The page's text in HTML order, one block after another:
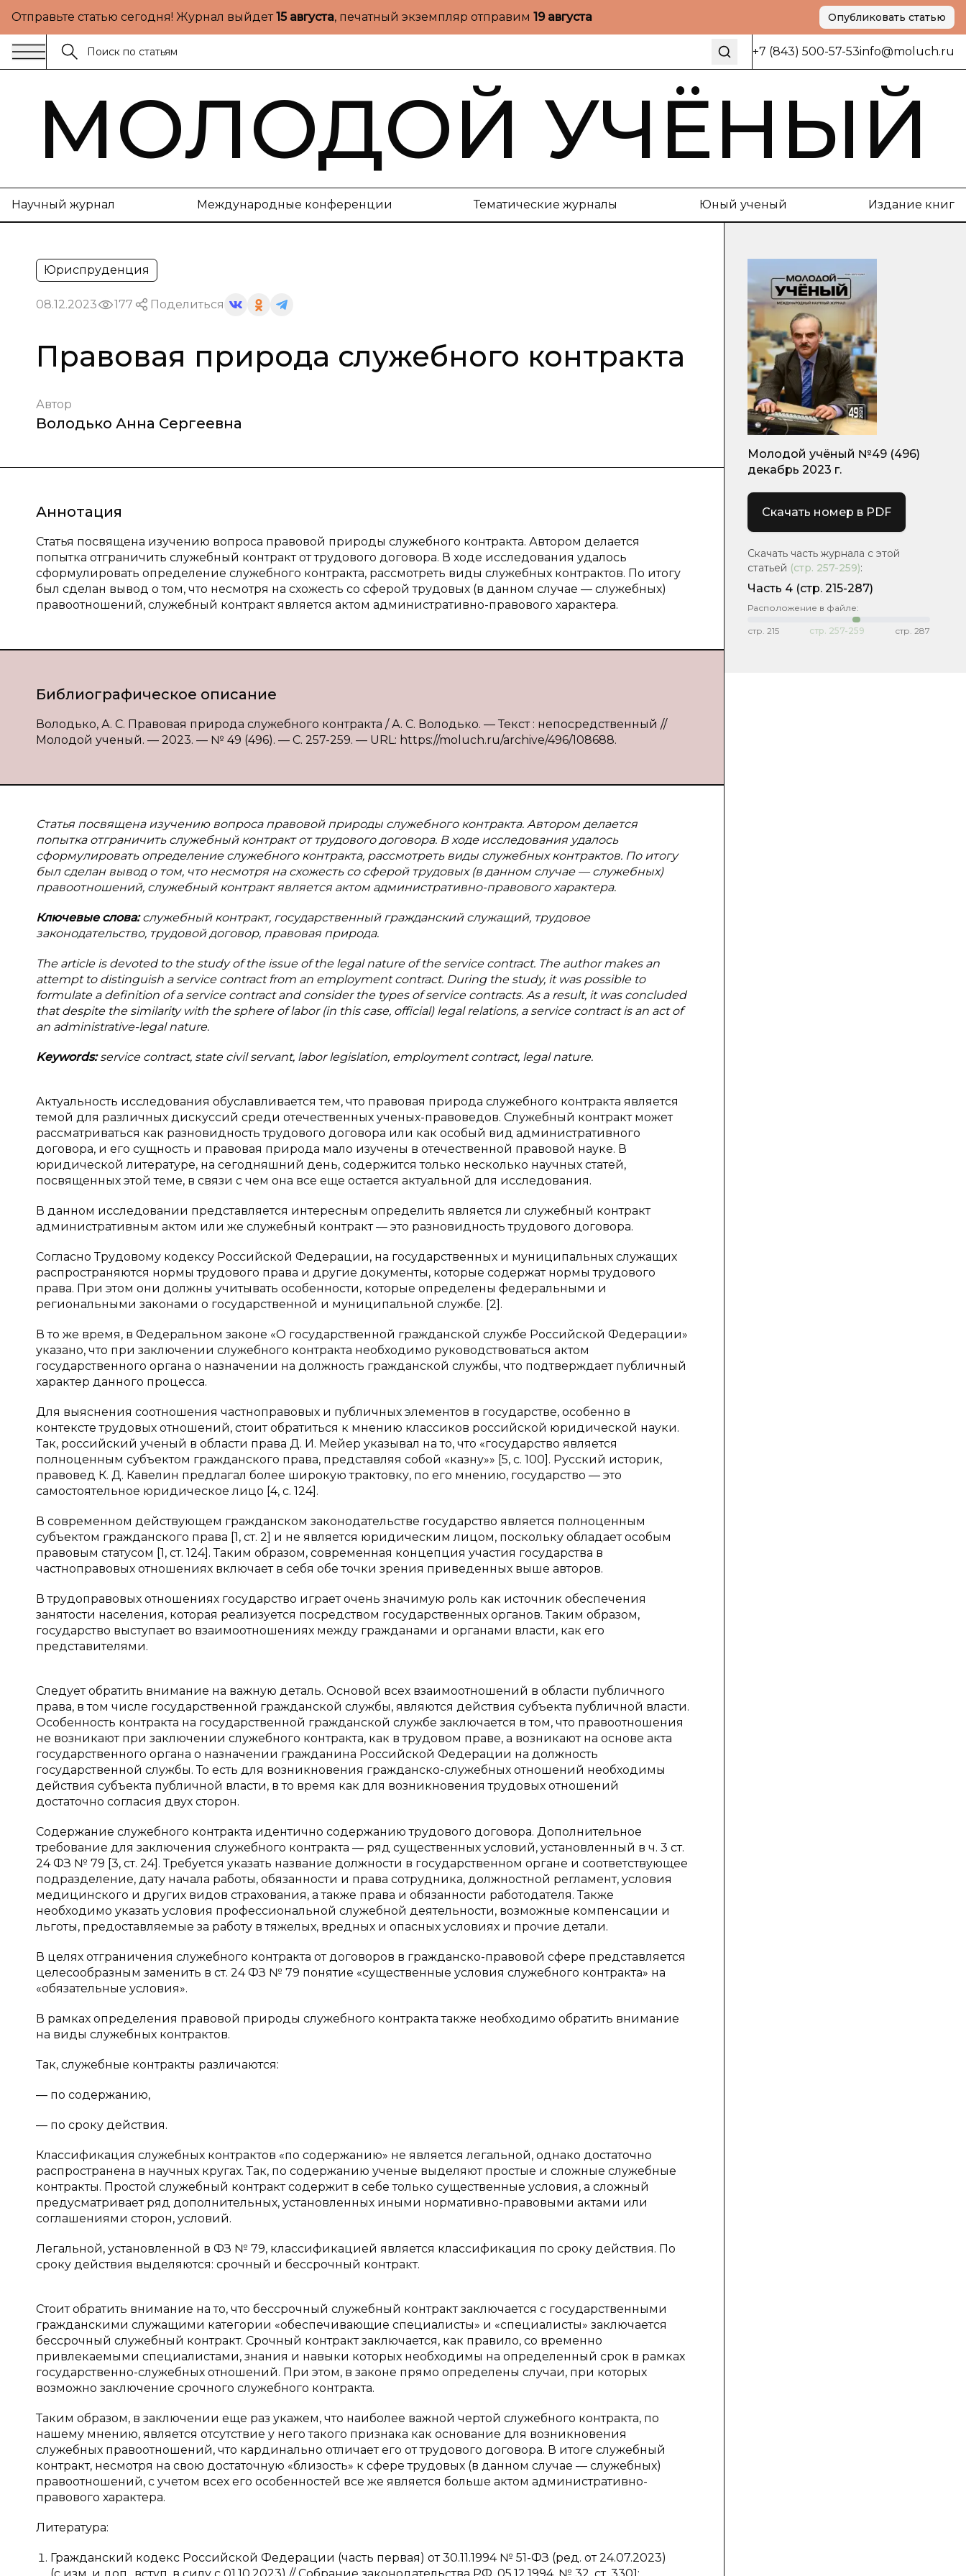
Отправьте статью сегодня! Журнал выйдет15 августа, печатный экземпляр отправим 19 августа Опубликовать статью
+7 (843) 500-57-53info@moluch.ru
МОЛОДОЙ УЧЁНЫЙ
Научный журнал Международные конференции Тематические журналы Юный ученый Издание книг
Юриспруденция
08.12.2023 177 Поделиться
Правовая природа служебного контракта
Автор
Володько Анна Сергеевна
Аннотация
Статья посвящена изучению вопроса правовой природы служебного контракта. Автором делается
попытка отграничить служебный контракт от трудового договора. В ходе исследования удалось
сформулировать определение служебного контракта, рассмотреть виды служебных контрактов. По итогу
был сделан вывод о том, что несмотря на схожесть со сферой трудовых (в данном случае — служебных)
правоотношений, служебный контракт является актом административно-правового характера.
Библиографическое описание
Володько, А. С. Правовая природа служебного контракта / А. С. Володько. — Текст : непосредственный //
Молодой ученый. — 2023. — № 49 (496). — С. 257-259. — URL: https://moluch.ru/archive/496/108688.
Статья посвящена изучению вопроса правовой природы служебного контракта. Автором делается
попытка отграничить служебный контракт от трудового договора. В ходе исследования удалось
сформулировать определение служебного контракта, рассмотреть виды служебных контрактов. По итогу
был сделан вывод о том, что несмотря на схожесть со сферой трудовых (в данном случае — служебных)
правоотношений, служебный контракт является актом административно-правового характера.
Ключевые слова:служебный контракт, государственный гражданский служащий, трудовое
законодательство, трудовой договор, правовая природа.
The article is devoted to the study of the issue of the legal nature of the service contract. The author makes an
attempt to distinguish a service contract from an employment contract. During the study, it was possible to
formulate a definition of a service contract and consider the types of service contracts. As a result, it was concluded
that despite the similarity with the sphere of labor (in this case, official) legal relations, a service contract is an act of
an administrative-legal nature.
Keywords:service contract, state civil servant, labor legislation, employment contract, legal nature.
Актуальность исследования обуславливается тем, что правовая природа служебного контракта является
темой для различных дискуссий среди отечественных ученых-правоведов. Служебный контракт может
рассматриваться как разновидность трудового договора или как особый вид административного
договора, и его сущность и правовая природа мало изучены в отечественной правовой науке. В
юридической литературе, на сегодняшний день, содержится только несколько научных статей,
посвященных этой теме, в связи с чем она все еще остается актуальной для исследования.
В данном исследовании представляется интересным определить является ли служебный контракт
административным актом или же служебный контракт — это разновидность трудового договора.
Согласно Трудовому кодексу Российской Федерации, на государственных и муниципальных служащих
распространяются нормы трудового права и другие документы, которые содержат нормы трудового
права. При этом они должны учитывать особенности, которые определены федеральными и
региональными законами о государственной и муниципальной службе. [2].
В то же время, в Федеральном законе «О государственной гражданской службе Российской Федерации»
указано, что при заключении служебного контракта необходимо руководствоваться актом
государственного органа о назначении на должность гражданской службы, что подтверждает публичный
характер данного процесса.
Для выяснения соотношения частноправовых и публичных элементов в государстве, особенно в
контексте трудовых отношений, стоит обратиться к мнению классиков российской юридической науки.
Так, российский ученый в области права Д. И. Мейер указывал на то, что «государство является
полноценным субъектом гражданского права, представляя собой «казну»» [5, с. 100]. Русский историк,
правовед К. Д. Кавелин предлагал более широкую трактовку, по его мнению, государство — это
самостоятельное юридическое лицо [4, с. 124].
В современном действующем гражданском законодательстве государство является полноценным
субъектом гражданского права [1, ст. 2] и не является юридическим лицом, поскольку обладает особым
правовым статусом [1, ст. 124]. Таким образом, современная концепция участия государства в
частноправовых отношениях включает в себя обе точки зрения приведенных выше авторов.
В трудоправовых отношениях государство играет очень значимую роль как источник обеспечения
занятости населения, которая реализуется посредством государственных органов. Таким образом,
государство выступает во взаимоотношениях между гражданами и органами власти, как его
представителями.
Следует обратить внимание на важную деталь. Основой всех взаимоотношений в области публичного
права, в том числе государственной гражданской службы, являются действия субъекта публичной власти.
Особенность контракта на государственной гражданской службе заключается в том, что правоотношения
не возникают при заключении служебного контракта, как в трудовом праве, а возникают на основе акта
государственного органа о назначении гражданина Российской Федерации на должность
государственной службы. То есть для возникновения гражданско-служебных отношений необходимы
действия субъекта публичной власти, в то время как для возникновения трудовых отношений
достаточно согласия двух сторон.
Содержание служебного контракта идентично содержанию трудового договора. Дополнительное
требование для заключения служебного контракта — ряд существенных условий, установленный в ч. 3 ст.
24 ФЗ № 79 [3, ст. 24]. Требуется указать название должности в государственном органе и соответствующее
подразделение, дату начала работы, обязанности и права сотрудника, должностной регламент, условия
медицинского и других видов страхования, а также права и обязанности работодателя. Также
необходимо указать условия профессиональной служебной деятельности, возможные компенсации и
льготы, предоставляемые за работу в тяжелых, вредных и опасных условиях и прочие детали.
В целях отграничения служебного контракта от договоров в гражданско-правовой сфере представляется
целесообразным заменить в ст. 24 ФЗ № 79 понятие «существенные условия служебного контракта» на
«обязательные условия».
В рамках определения правовой природы служебного контракта также необходимо обратить внимание
на виды служебных контрактов.
Так, служебные контракты различаются:
— по содержанию,
— по сроку действия.
Классификация служебных контрактов «по содержанию» не является легальной, однако достаточно
распространена в научных кругах. Так, по содержанию ученые выделяют простые и сложные служебные
контракты. Простой служебный контракт содержит в себе только существенные условия, а сложный
предусматривает ряд дополнительных, установленных иными нормативно-правовыми актами или
соглашениями сторон, условий.
Легальной, установленной в ФЗ № 79, классификацией является классификация по сроку действия. По
сроку действия выделяются: срочный и бессрочный контракт.
Стоит обратить внимание на то, что бессрочный служебный контракт заключается с государственными
гражданскими служащими категории «обеспечивающие специалисты» и «специалисты» заключается
бессрочный служебный контракт. Срочный контракт заключается, как правило, со временно
привлекаемыми специалистами, знания и навыки которых необходимы на определенный срок в рамках
государственно-служебных отношений. При этом, в законе прямо определены случаи, при которых
возможно заключение срочного служебного контракта.
Таким образом, в заключении еще раз укажем, что наиболее важной чертой служебного контракта, по
нашему мнению, является отсутствие у него такого признака как основание для возникновения
служебных правоотношений, что кардинально отличает его от трудового договора. В итоге служебный
контракт, несмотря на свою достаточную «близость» к сфере трудовых (в данном случае — служебных)
правоотношений, с учетом всех его особенностей все же является больше актом административно-
правового характера.
Литература:
Гражданский кодекс Российской Федерации (часть первая) от 30.11.1994 № 51-ФЗ (ред. от 24.07.2023)
Молодой учёный №49 (496)
декабрь 2023 г.
Скачать номер в PDF
Скачать часть журнала с этой
статьей (стр. 257-259):
Часть 4 (стр. 215-287)
Расположение в файле:
стр. 215 стр. 257-259 стр. 287